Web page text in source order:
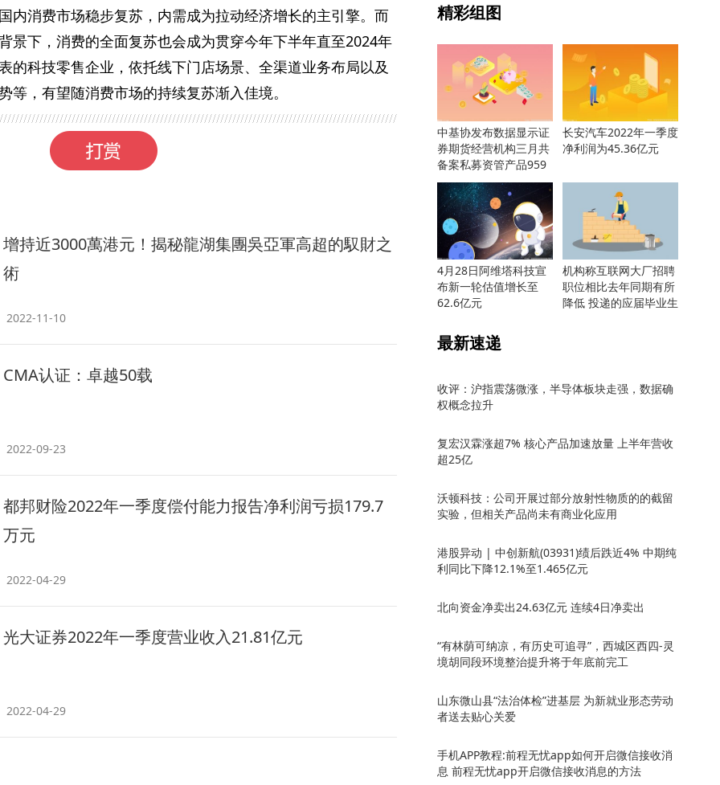
内消费市场稳步复苏，内需成为拉动经济增长的主引擎。而
景下，消费的全面复苏也会成为贯穿今年下半年直至2024年
的科技零售企业，依托线下门店场景、全渠道业务布局以及
等，有望随消费市场的持续复苏渐入佳境。
增持近3000萬港元！揭秘龍湖集團吳亞軍高超的馭財之
術
2022-11-10
CMA认证：卓越50载
2022-09-23
都邦财险2022年一季度偿付能力报告净利润亏损179.7
万元
2022-04-29
光大证券2022年一季度营业收入21.81亿元
2022-04-29
精彩组图
中基协发布数据显示证
券期货经营机构三月共
备案私募资管产品959
只
长安汽车2022年一季度
净利润为45.36亿元
4月28日阿维塔科技宣
布新一轮估值增长至
62.6亿元
机构称互联网大厂招聘
职位相比去年同期有所
降低 投递的应届毕业生
最新速递
收评：沪指震荡微涨，半导体板块走强，数据确
权概念拉升
复宏汉霖涨超7% 核心产品加速放量 上半年营收
超25亿
沃顿科技：公司开展过部分放射性物质的的截留
实验，但相关产品尚未有商业化应用
港股异动 | 中创新航(03931)绩后跌近4% 中期纯
利同比下降12.1%至1.465亿元
北向资金净卖出24.63亿元 连续4日净卖出
“有林荫可纳凉，有历史可追寻”，西城区西四-灵
境胡同段环境整治提升将于年底前完工
山东微山县“法治体检”进基层 为新就业形态劳动
者送去贴心关爱
手机APP教程:前程无忧app如何开启微信接收消
息 前程无忧app开启微信接收消息的方法